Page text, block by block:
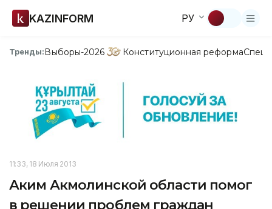
KAZINFORM РУ
Тренды:Выборы-2026 Конституционная реформа
11:33, 18 Июля 2013
Аким Акмолинской области помог
в решении проблем граждан